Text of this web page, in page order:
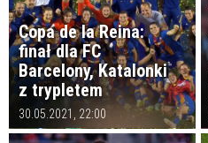
Copa de la Reina:
finał dla FC
Barcelony, Katalonki
z trypletem
30.05.2021, 22:00